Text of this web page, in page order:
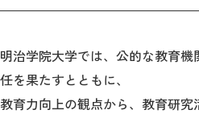
地域
卒業生の方
企業・研究者の方
報道関係の方
明治学院大学では、公的な教育
任を果たすとともに、
教育力向上の観点から、教育研